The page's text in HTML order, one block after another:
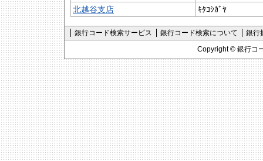
北越谷支店
ｷﾀｺｼｶﾞﾔ
銀行コード検索サービス 銀行コード検索について
銀行
Copyright © 銀行コ